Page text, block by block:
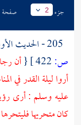
جزء 2 صفحة
ص:
{أن
أروا ليلة القدر في
عليه وسلم : أرى
كان متحريها